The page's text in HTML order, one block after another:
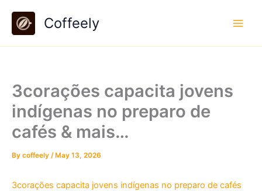
content
Coffeely
3corações capacita jovens
indígenas no preparo de
cafés & mais…
By coffeely / May 13, 2026
3corações capacita jovens indígenas no preparo de cafés